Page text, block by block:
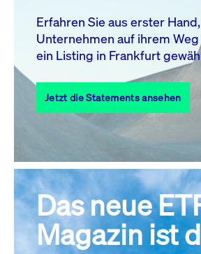
10 11 13 14
17
18 19 20 21
27 28
31
Alle Events
Erfahren Sie aus erster
Unternehmen auf ihrem
ein Listing in Frankfurt
Jetzt die Statements ansehen
Das neue
Magazin ist